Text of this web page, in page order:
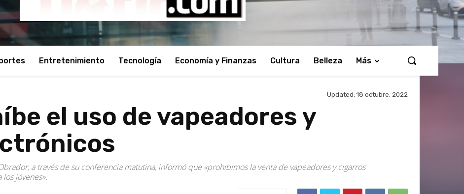
Entretenimiento Tecnología Economía y Finanzas Cultura Belleza Más
Updated: 18 octubre, 2022
el uso de vapeadores y
a través de su conferencia matutina, informó que «prohibimos la venta de vapeadores y cigarros
jóvenes».